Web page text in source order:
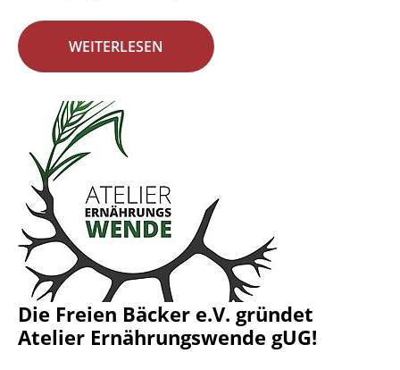
WEITERLESEN
Die Freien Bäcker e.V. gründet
Atelier Ernährungswende gUG!